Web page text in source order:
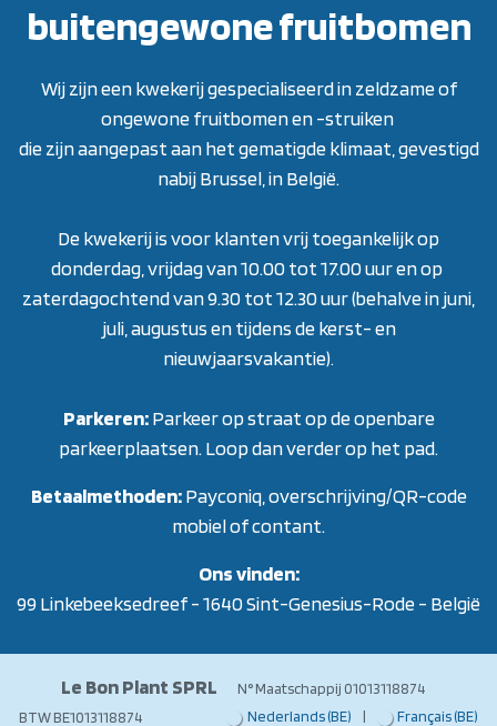
buitengewone fruitbomen
Wij zijn een kwekerij gespecialiseerd in zeldzame of
ongewone fruitbomen en -struiken
die zijn aangepast aan het gematigde klimaat, gevestigd
nabij Brussel, in België.
De kwekerij is voor klanten vrij toegankelijk op
donderdag, vrijdag van 10.00 tot 17.00 uur en op
zaterdagochtend van 9.30 tot 12.30 uur (behalve in juni,
juli, augustus en tijdens de kerst- en
nieuwjaarsvakantie).
Parkeren:Parkeer op straat op de openbare
parkeerplaatsen. Loop dan verder op het pad.
Betaalmethoden:Payconiq, overschrijving/QR-code
mobiel of contant.
Ons vinden:
99 Linkebeeksedreef - 1640 Sint-Genesius-Rode - België
Le Bon Plant SPRL
N° Maatschappij 01013118874
BTW BE1013118874
Nederlands (BE) | Français (BE)